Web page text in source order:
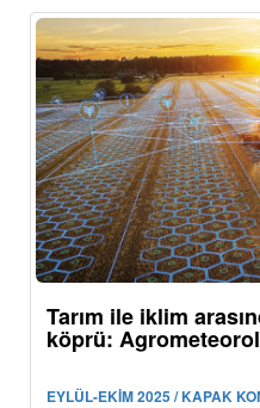
Tarım ile iklim
köprü:
EYLÜL-EKİM 2025 / KAPAK